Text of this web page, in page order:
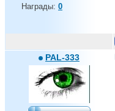
Награды: 0
PAL-333